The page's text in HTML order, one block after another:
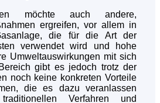
möchte auch andere,
ergreifen, vor allem in
die für die Art der
verwendet wird und hohe
Umweltauswirkungen mit sich
gibt es jedoch trotz der
noch keine konkreten Vorteile
die es dazu veranlassen
Verfahren und